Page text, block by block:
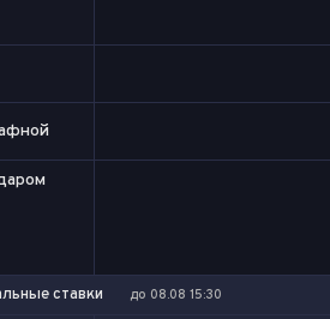
ставки до 08.08 15:30